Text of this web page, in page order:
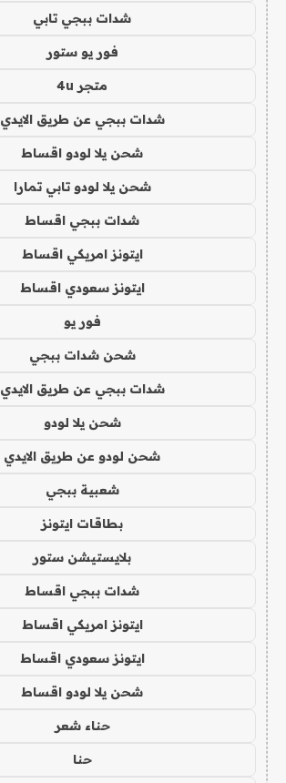
شدات ببجي تابي
فور يو ستور
متجر 4u
شدات ببجي عن طريق الايدي
شحن يلا لودو اقساط
شحن يلا لودو تابي تمارا
شدات ببجي اقساط
ايتونز امريكي اقساط
ايتونز سعودي اقساط
فور يو
شحن شدات ببجي
شدات ببجي عن طريق الايدي
شحن يلا لودو
شحن لودو عن طريق الايدي
شعبية ببجي
بطاقات ايتونز
بلايستيشن ستور
شدات ببجي اقساط
ايتونز امريكي اقساط
ايتونز سعودي اقساط
شحن يلا لودو اقساط
حناء شعر
حنا